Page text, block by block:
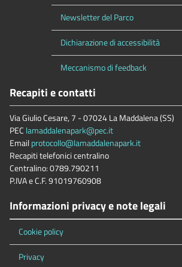
Newsletter del Parco
Dichiarazione di accessibilità
Meccanismo di feedback
Recapiti e contatti
Via Giulio Cesare, 7 - 07024 La Maddalena (SS)
PEC lamaddalenapark@pec.it
Emailprotocollo@lamaddalenapark.it
Recapiti telefonici centralino
Centralino: 0789.790211
P.IVA e C.F. 91019760908
Informazioni privacy e note legali
Cookie policy
Privacy